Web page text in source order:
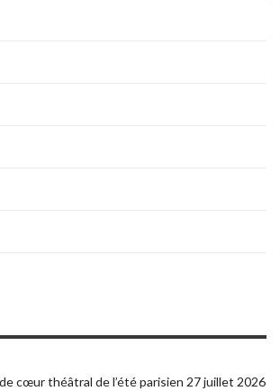
cœur théâtral de l’été parisien 27 juillet 2026